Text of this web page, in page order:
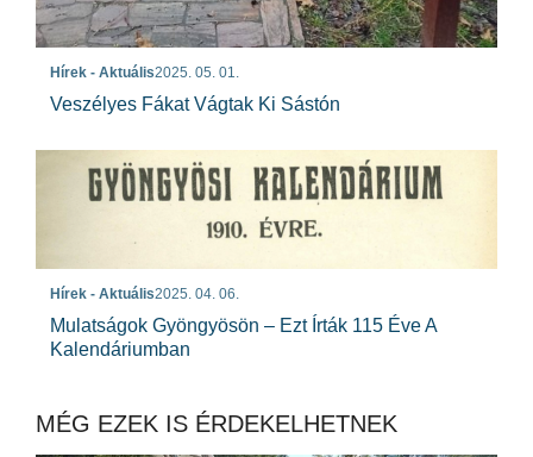
Hírek - Aktuális2025. 05. 01.
Veszélyes Fákat Vágtak Ki Sástón
Hírek - Aktuális2025. 04. 06.
Mulatságok Gyöngyösön – Ezt Írták 115 Éve A
Kalendáriumban
MÉG EZEK IS ÉRDEKELHETNEK